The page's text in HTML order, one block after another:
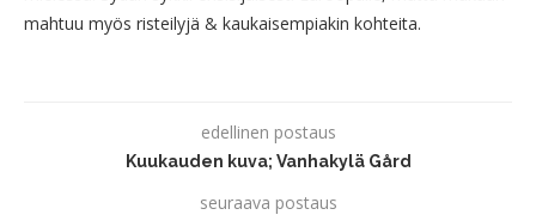
mahtuu myös risteilyjä & kaukaisempiakin kohteita.
edellinen postaus
Kuukauden kuva; Vanhakylä Gård
seuraava postaus